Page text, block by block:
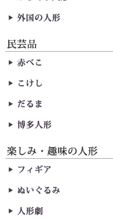
からくり人形
赤べこ
こけし
だるま
フィギア
ぬいぐるみ